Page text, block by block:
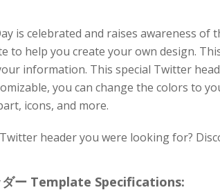
is celebrated and raises awareness
to help you create your own design.
information. This special Twitter
you can change the colors to
icons, and more.
header you were looking for?
ー Template Specifications: